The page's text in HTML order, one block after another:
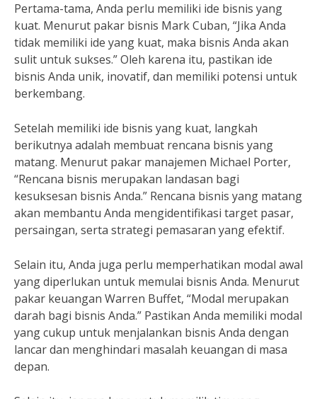
Pertama-tama, Anda perlu memiliki ide bisnis yang
kuat. Menurut pakar bisnis Mark Cuban, “Jika Anda
tidak memiliki ide yang kuat, maka bisnis Anda akan
sulit untuk sukses.” Oleh karena itu, pastikan ide
bisnis Anda unik, inovatif, dan memiliki potensi untuk
berkembang.
Setelah memiliki ide bisnis yang kuat, langkah
berikutnya adalah membuat rencana bisnis yang
matang. Menurut pakar manajemen Michael Porter,
“Rencana bisnis merupakan landasan bagi
kesuksesan bisnis Anda.” Rencana bisnis yang matang
akan membantu Anda mengidentifikasi target pasar,
persaingan, serta strategi pemasaran yang efektif.
Selain itu, Anda juga perlu memperhatikan modal awal
yang diperlukan untuk memulai bisnis Anda. Menurut
pakar keuangan Warren Buffet, “Modal merupakan
darah bagi bisnis Anda.” Pastikan Anda memiliki modal
yang cukup untuk menjalankan bisnis Anda dengan
lancar dan menghindari masalah keuangan di masa
depan.